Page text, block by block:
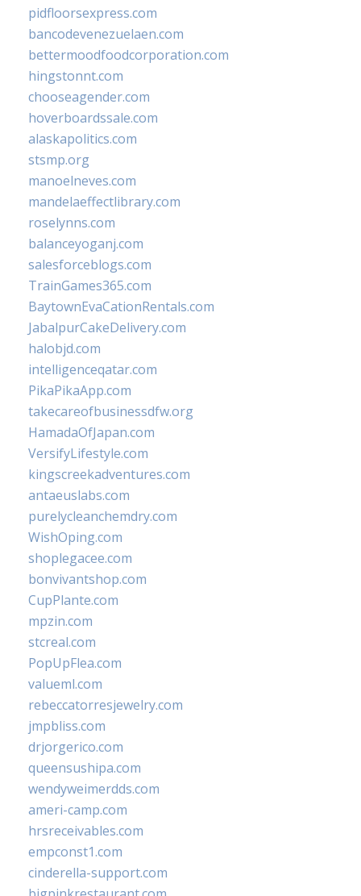
pidfloorsexpress.com
bancodevenezuelaen.com
bettermoodfoodcorporation.com
hingstonnt.com
chooseagender.com
hoverboardssale.com
alaskapolitics.com
stsmp.org
manoelneves.com
mandelaeffectlibrary.com
roselynns.com
balanceyoganj.com
salesforceblogs.com
TrainGames365.com
BaytownEvaCationRentals.com
JabalpurCakeDelivery.com
halobjd.com
intelligenceqatar.com
PikaPikaApp.com
takecareofbusinessdfw.org
HamadaOfJapan.com
VersifyLifestyle.com
kingscreekadventures.com
antaeuslabs.com
purelycleanchemdry.com
WishOping.com
shoplegacee.com
bonvivantshop.com
CupPlante.com
mpzin.com
stcreal.com
PopUpFlea.com
valueml.com
rebeccatorresjewelry.com
jmpbliss.com
drjorgerico.com
queensushipa.com
wendyweimerdds.com
ameri-camp.com
hrsreceivables.com
empconst1.com
cinderella-support.com